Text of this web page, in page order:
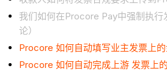
我们如何在Procore Pay中强制执行
论）
Procore 如何自动填写业主发票上的
Procore 如何自动完成上游 发票上